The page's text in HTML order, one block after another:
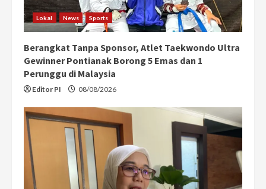
Lokal News Sports
Berangkat Tanpa Sponsor, Atlet Taekwondo Ultra
Gewinner Pontianak Borong 5 Emas dan 1
Perunggu di Malaysia
Editor PI 08/08/2026